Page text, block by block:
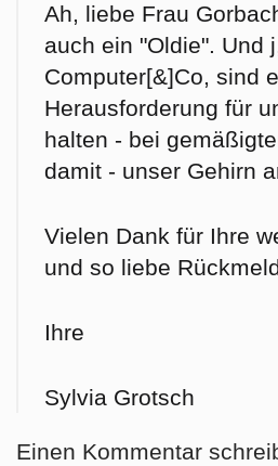
Ah, liebe Frau
auch ein "Oldie". Und
Computer[&]Co, sind
Herausforderung für
halten - bei
damit - unser Gehirn
Vielen Dank für Ihre
und so liebe
Ihre
Sylvia Grotsch
Einen Kommentar